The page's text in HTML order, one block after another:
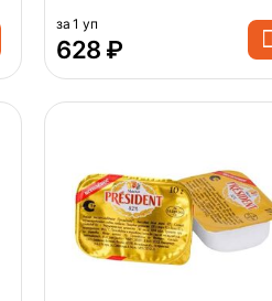
Корея 675г (135г*5) *8
‍628‍ ₽
за 1 уп